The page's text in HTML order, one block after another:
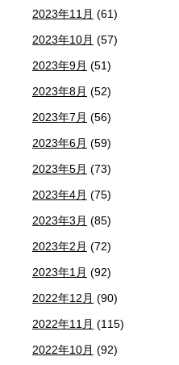
2023年11月 (61)
2023年10月 (57)
2023年9月 (51)
2023年8月 (52)
2023年7月 (56)
2023年6月 (59)
2023年5月 (73)
2023年4月 (75)
2023年3月 (85)
2023年2月 (72)
2023年1月 (92)
2022年12月 (90)
2022年11月 (115)
2022年10月 (92)